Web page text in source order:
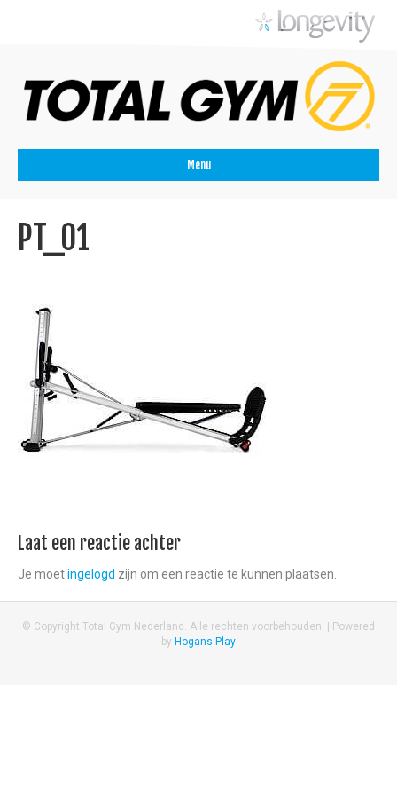
Menu
PT_01
Laat een reactie achter
Je moetingelogd zijn om een reactie te kunnen plaatsen.
© Copyright Total Gym Nederland. Alle rechten voorbehouden. | Powered
by Hogans Play